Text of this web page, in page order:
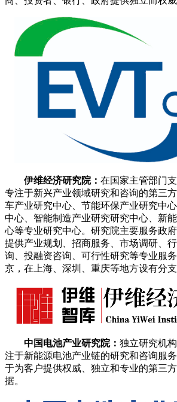
伊维经济研究院： 在国家主管部门
专注于新兴产业领域研究和咨询的第三
车产业研究中心、节能环保产业研究中
中心、智能制造产业研究研究中心、新
心等专业研究中心。研究院主要服务政
提供产业规划、招商服务、市场调研、
询、投融资咨询、可行性研究等专业服
京，在上海、深圳、重庆等地方设有分支
中国电池产业研究院： 独立研究机
注于新能源电池产业链的研究和咨询服
于为客户提供权威、独立和专业的第三
据。